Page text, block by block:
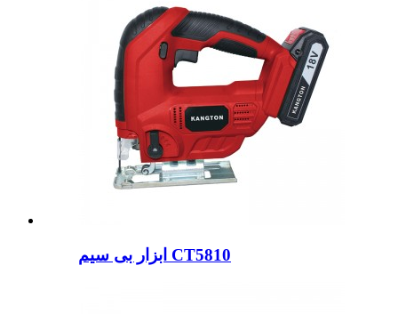
ابزار بی سیم CT5810